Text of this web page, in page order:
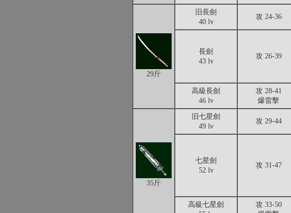
29斤
旧長劍
40 lv
攻 24-36
長劍
43 lv
攻 26-39
高級長劍
46 lv
攻 28-41
爆雷擊
35斤
旧七星劍
49 lv
攻 29-44
七星劍
52 lv
攻 31-47
高級七星劍
攻 33-50